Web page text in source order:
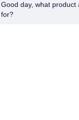
お問い合わせ
Good day, what product
for?